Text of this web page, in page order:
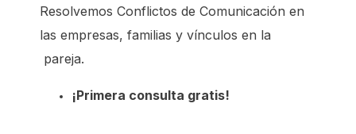
Resolvemos Conflictos de Comunicación en
las empresas, familias y vínculos en la
pareja.
¡Primera consulta gratis!